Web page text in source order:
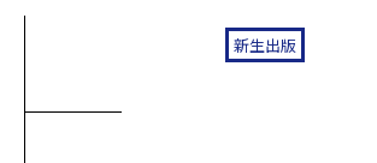
新生出版